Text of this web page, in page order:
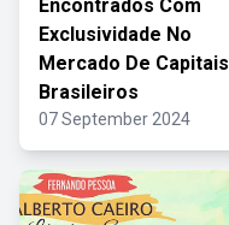
Encontrados Com
Exclusividade No
Mercado De Capitais
Brasileiros
07 September 2024